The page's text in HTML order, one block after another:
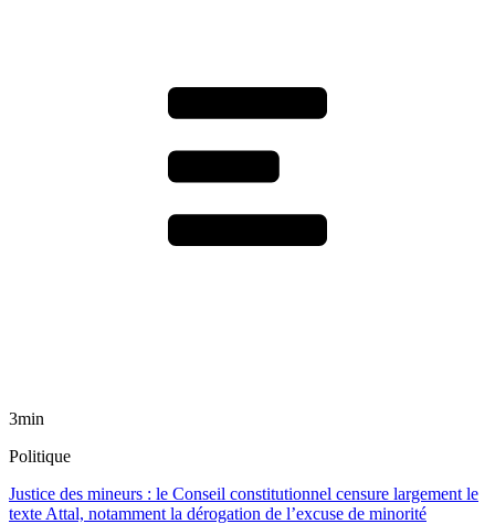
3min
Politique
Justice des mineurs : le Conseil constitutionnel censure largement le
texte Attal, notamment la dérogation de l’excuse de minorité